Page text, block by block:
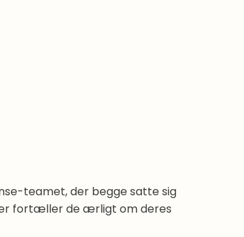
teamet, der begge satte sig
fortæller de ærligt om deres